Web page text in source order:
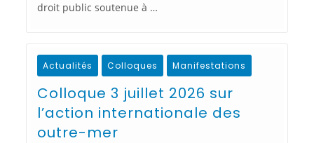
droit public soutenue à …
Actualités Colloques Manifestations
Colloque 3 juillet 2026 sur
l’action internationale des
outre-mer